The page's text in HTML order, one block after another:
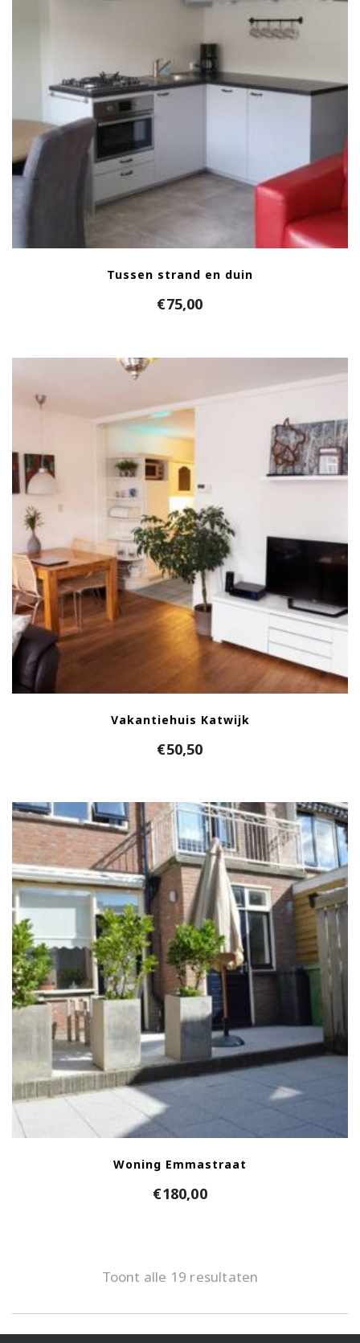
Tussen strand en duin
€75,00
Vakantiehuis Katwijk
€50,50
Woning Emmastraat
€180,00
Toont alle 19 resultaten